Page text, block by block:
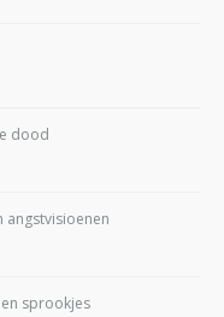
dood
angstvisioenen
sprookjes